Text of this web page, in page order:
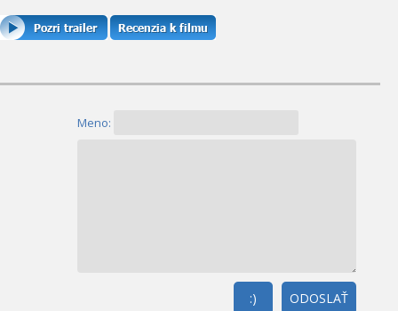
Meno:
ODOSLAŤ
:)